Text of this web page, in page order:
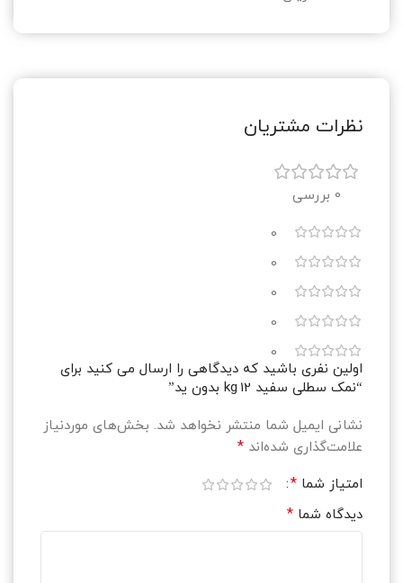
نظرات مشتریان
0 بررسی
0
0
0
0
0
اولین نفری باشید که دیدگاهی را ارسال می کنید برای
“نمک سطلی سفید 12 kg بدون ید”
نشانی ایمیل شما منتشر نخواهد شد. بخش‌های موردنیاز
علامت‌گذاری شده‌اند *
امتیاز شما *
دیدگاه شما *